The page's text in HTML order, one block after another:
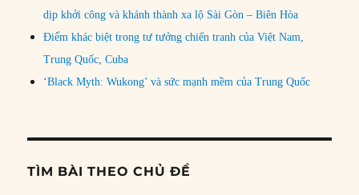
dịp khởi công và khánh thành xa lộ Sài Gòn – Biên Hòa
Điểm khác biệt trong tư tưởng chiến tranh của Việt Nam,
Trung Quốc, Cuba
‘Black Myth: Wukong’ và sức mạnh mềm của Trung Quốc
TÌM BÀI THEO CHỦ ĐỀ